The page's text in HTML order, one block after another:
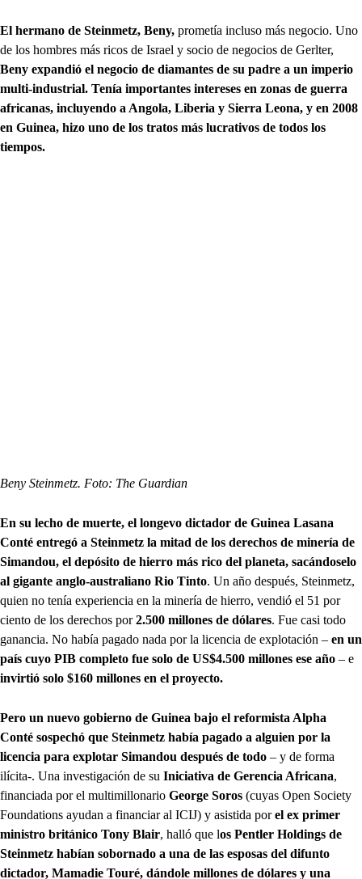
El hermano de Steinmetz, Beny, prometía incluso más negocio. Uno
de los hombres más ricos de Israel y socio de negocios de Gerlter,
Beny expandió el negocio de diamantes de su padre a un imperio
multi-industrial. Tenía importantes intereses en zonas de guerra
africanas, incluyendo a Angola, Liberia y Sierra Leona, y en 2008
en Guinea, hizo uno de los tratos más lucrativos de todos los
tiempos.
Beny Steinmetz. Foto: The Guardian
En su lecho de muerte, el longevo dictador de Guinea Lasana
Conté entregó a Steinmetz la mitad de los derechos de minería de
Simandou, el depósito de hierro más rico del planeta, sacándoselo
al gigante anglo-australiano Rio Tinto. Un año después, Steinmetz,
quien no tenía experiencia en la minería de hierro, vendió el 51 por
ciento de los derechos por2.500 millones de dólares. Fue casi todo
ganancia. No había pagado nada por la licencia de explotación – en un
país cuyo PIB completo fue solo de US$4.500 millones ese año – e
invirtió solo $160 millones en el proyecto.
Pero un nuevo gobierno de Guinea bajo el reformista Alpha
Conté sospechó que Steinmetz había pagado a alguien por la
licencia para explotar Simandou después de todo – y de forma
ilícita-. Una investigación de su Iniciativa de Gerencia Africana,
financiada por el multimillonario George Soros (cuyas Open Society
Foundations ayudan a financiar al ICIJ) y asistida porel ex primer
ministro británico Tony Blair, halló que los Pentler Holdings de
Steinmetz habían sobornado a una de las esposas del difunto
dictador, Mamadie Touré, dándole millones de dólares y una